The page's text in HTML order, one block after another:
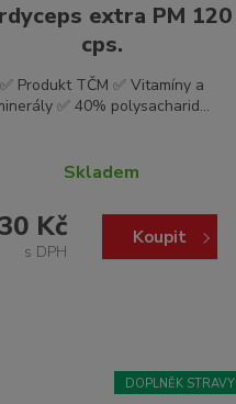
extra PM 120
cps.
✅ Produkt TČM ✅ Vitamíny a
✅ 40% polysacharid...
Skladem
Kč
s DPH
Koupit
DOPLNĚK STRAVY